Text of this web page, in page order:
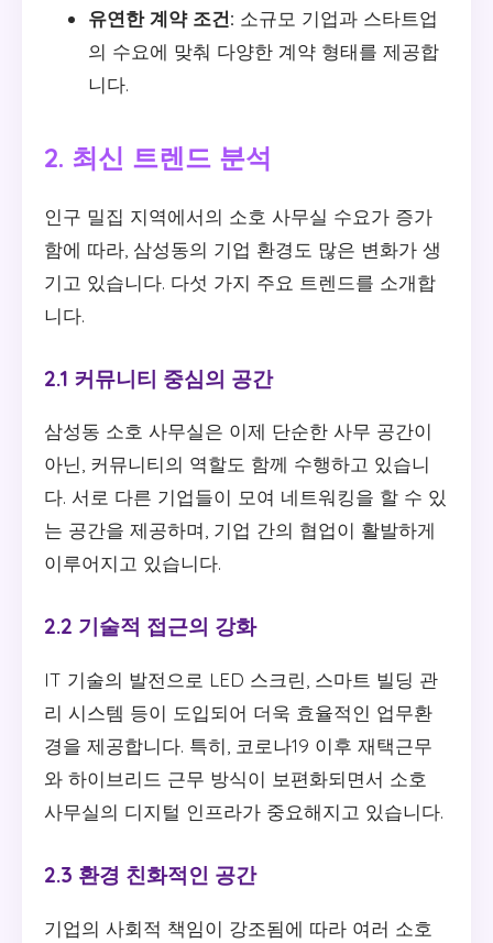
유연한 계약 조건: 소규모 기업과 스타트업
의 수요에 맞춰 다양한 계약 형태를 제공합
니다.
2. 최신 트렌드 분석
인구 밀집 지역에서의 소호 사무실 수요가 증가
함에 따라, 삼성동의 기업 환경도 많은 변화가 생
기고 있습니다. 다섯 가지 주요 트렌드를 소개합
니다.
2.1 커뮤니티 중심의 공간
삼성동 소호 사무실은 이제 단순한 사무 공간이
아닌, 커뮤니티의 역할도 함께 수행하고 있습니
다. 서로 다른 기업들이 모여 네트워킹을 할 수 있
는 공간을 제공하며, 기업 간의 협업이 활발하게
이루어지고 있습니다.
2.2 기술적 접근의 강화
IT 기술의 발전으로 LED 스크린, 스마트 빌딩 관
리 시스템 등이 도입되어 더욱 효율적인 업무환
경을 제공합니다. 특히, 코로나19 이후 재택근무
와 하이브리드 근무 방식이 보편화되면서 소호
사무실의 디지털 인프라가 중요해지고 있습니다.
2.3 환경 친화적인 공간
기업의 사회적 책임이 강조됨에 따라 여러 소호